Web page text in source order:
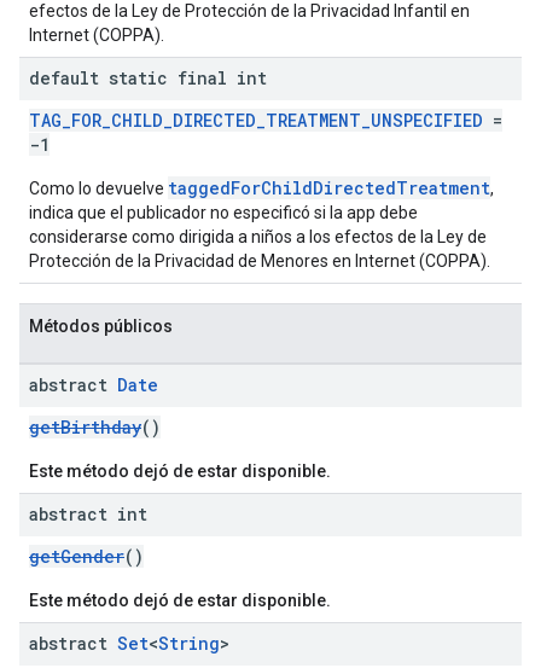
efectos de la Ley de Protección de la Privacidad Infantil en
Internet (COPPA).
default static final int
TAG_FOR_CHILD_DIRECTED_TREATMENT_UNSPECIFIED =
-1
Como lo devuelve taggedForChildDirectedTreatment,
indica que el publicador no especificó si la app debe
considerarse como dirigida a niños a los efectos de la Ley de
Protección de la Privacidad de Menores en Internet (COPPA).
Métodos públicos
abstract Date
getBirthday()
Este método dejó de estar disponible.
abstract int
getGender()
Este método dejó de estar disponible.
abstract Set<String>